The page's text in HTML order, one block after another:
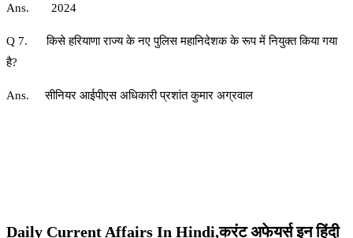
Ans. 2024
Q 7. किसे हरियाणा राज्य के नए पुलिस महानिदेशक के रूप में नियुक्त किया गया
है?
Ans. सीनियर आईपीएस अधिकारी प्रशांत कुमार अग्रवाल
Daily Current Affairs In Hindi,करंट अफेयर्स इन हिंदी